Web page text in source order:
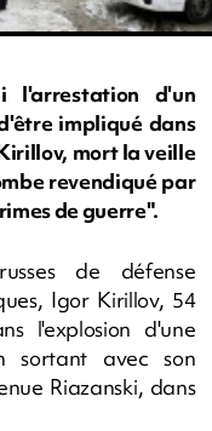
l'arrestation d'un
impliqué dans
mort la veille
revendiqué par
de guerre".
de défense
Igor Kirillov, 54
l'explosion d'une
sortant avec son
Riazanski, dans